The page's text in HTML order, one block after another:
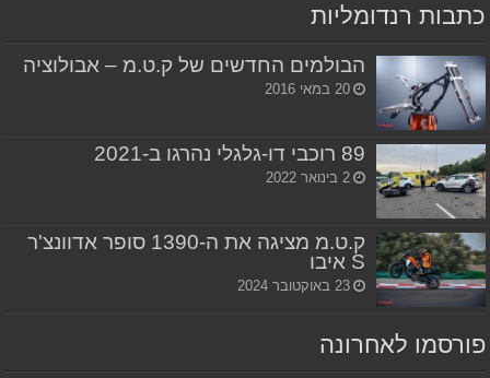
כתבות רנדומליות
הבולמים החדשים של ק.ט.מ – אבולוציה
20 במאי 2016
89 רוכבי דו-גלגלי נהרגו ב-2021
2 בינואר 2022
ק.ט.מ מציגה את ה-1390 סופר אדוונצ'ר
S איבו
23 באוקטובר 2024
פורסמו לאחרונה